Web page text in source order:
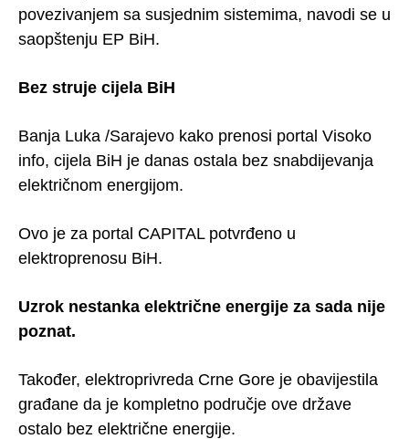
povezivanjem sa susjednim sistemima, navodi se u
saopštenju EP BiH.
Bez struje cijela BiH
Banja Luka /Sarajevo kako prenosi portal Visoko
info, cijela BiH je danas ostala bez snabdijevanja
električnom energijom.
Ovo je za portal CAPITAL potvrđeno u
elektroprenosu BiH.
Uzrok nestanka električne energije za sada nije
poznat.
Također, elektroprivreda Crne Gore je obavijestila
građane da je kompletno područje ove države
ostalo bez električne energije.